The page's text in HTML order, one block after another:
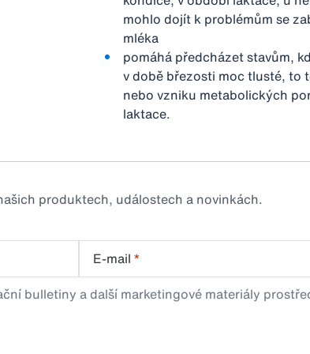
mohlo dojít k problémům se
mléka
pomáhá předcházet stavům,
v době březosti moc tlusté, to
nebo vzniku metabolických
laktace.
produktech, událostech a novinkách.
E-mail *
bulletiny a další marketingové materiály